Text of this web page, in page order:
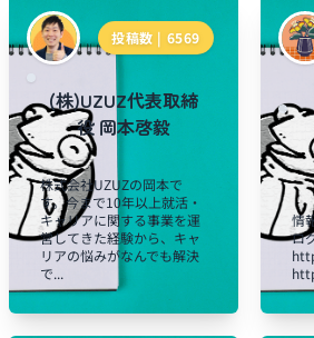
投稿数 | 6569
(株)UZUZ代表取締
役 岡本啓毅
株式会社UZUZの岡本で
す。今まで10年以上就活・
キャリアに関する事業を運
営してきた経験から、キャ
リアの悩みがなんでも解決
で...
情
ロ